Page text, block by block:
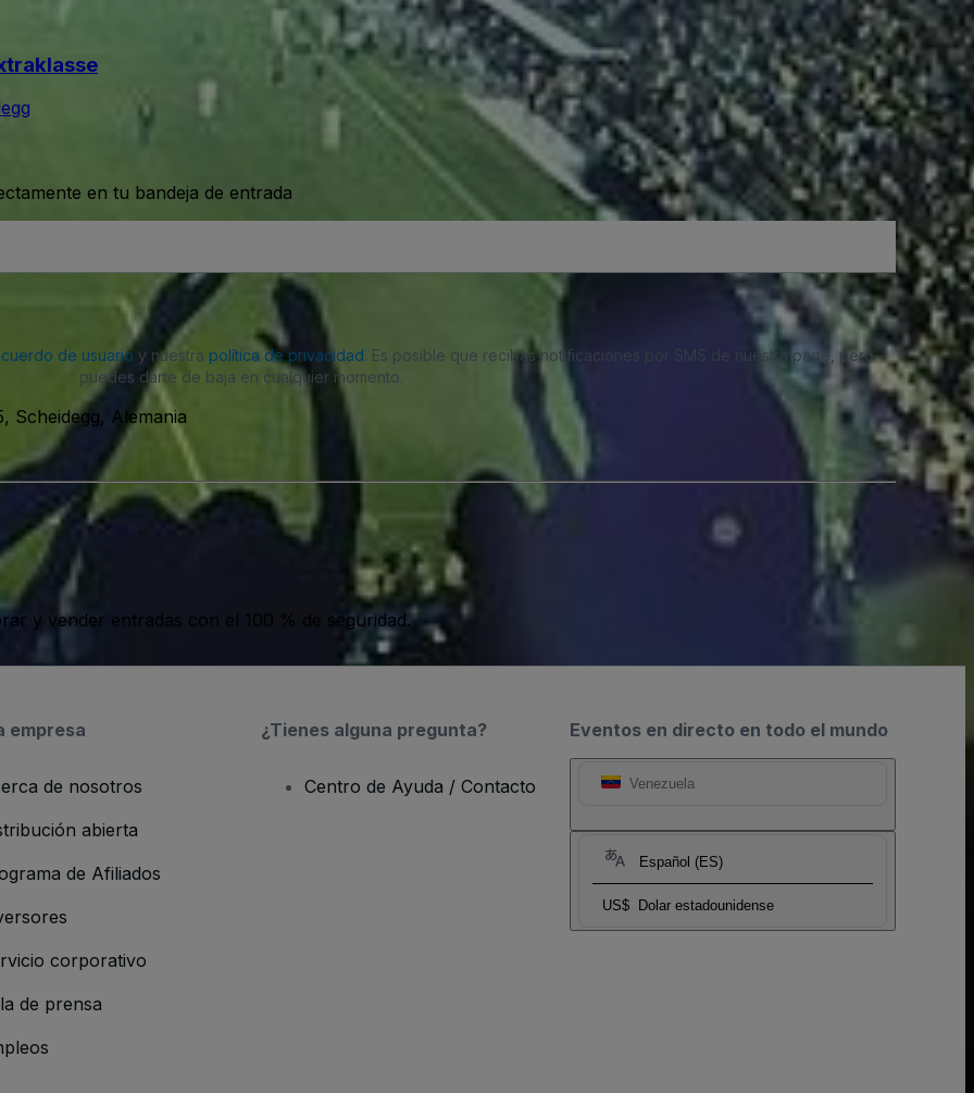
en tu bandeja de entrada
de usuario y nuestra política de privacidad. Es posible que recibas notificaciones por SMS de nuestra parte, pero
puedes darte de baja en cualquier momento.
Scheidegg, Alemania
y vender entradas con el 100 % de seguridad.
Eventos en directo en todo el mundo
Venezuela
Español (ES)
US$ Dolar estadounidense
empresa
de nosotros
abierta
de Afiliados
corporativo
de prensa
¿Tienes alguna pregunta?
Centro de Ayuda / Contacto